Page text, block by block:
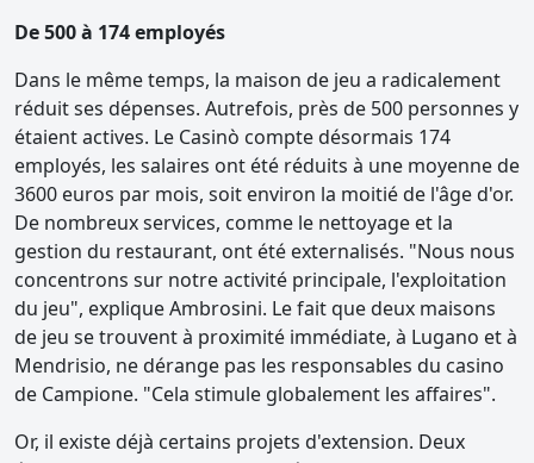
De 500 à 174 employés
Dans le même temps, la maison de jeu a radicalement
réduit ses dépenses. Autrefois, près de 500 personnes y
étaient actives. Le Casinò compte désormais 174
employés, les salaires ont été réduits à une moyenne de
3600 euros par mois, soit environ la moitié de l'âge d'or.
De nombreux services, comme le nettoyage et la
gestion du restaurant, ont été externalisés. "Nous nous
concentrons sur notre activité principale, l'exploitation
du jeu", explique Ambrosini. Le fait que deux maisons
de jeu se trouvent à proximité immédiate, à Lugano et à
Mendrisio, ne dérange pas les responsables du casino
de Campione. "Cela stimule globalement les affaires".
Or, il existe déjà certains projets d'extension. Deux